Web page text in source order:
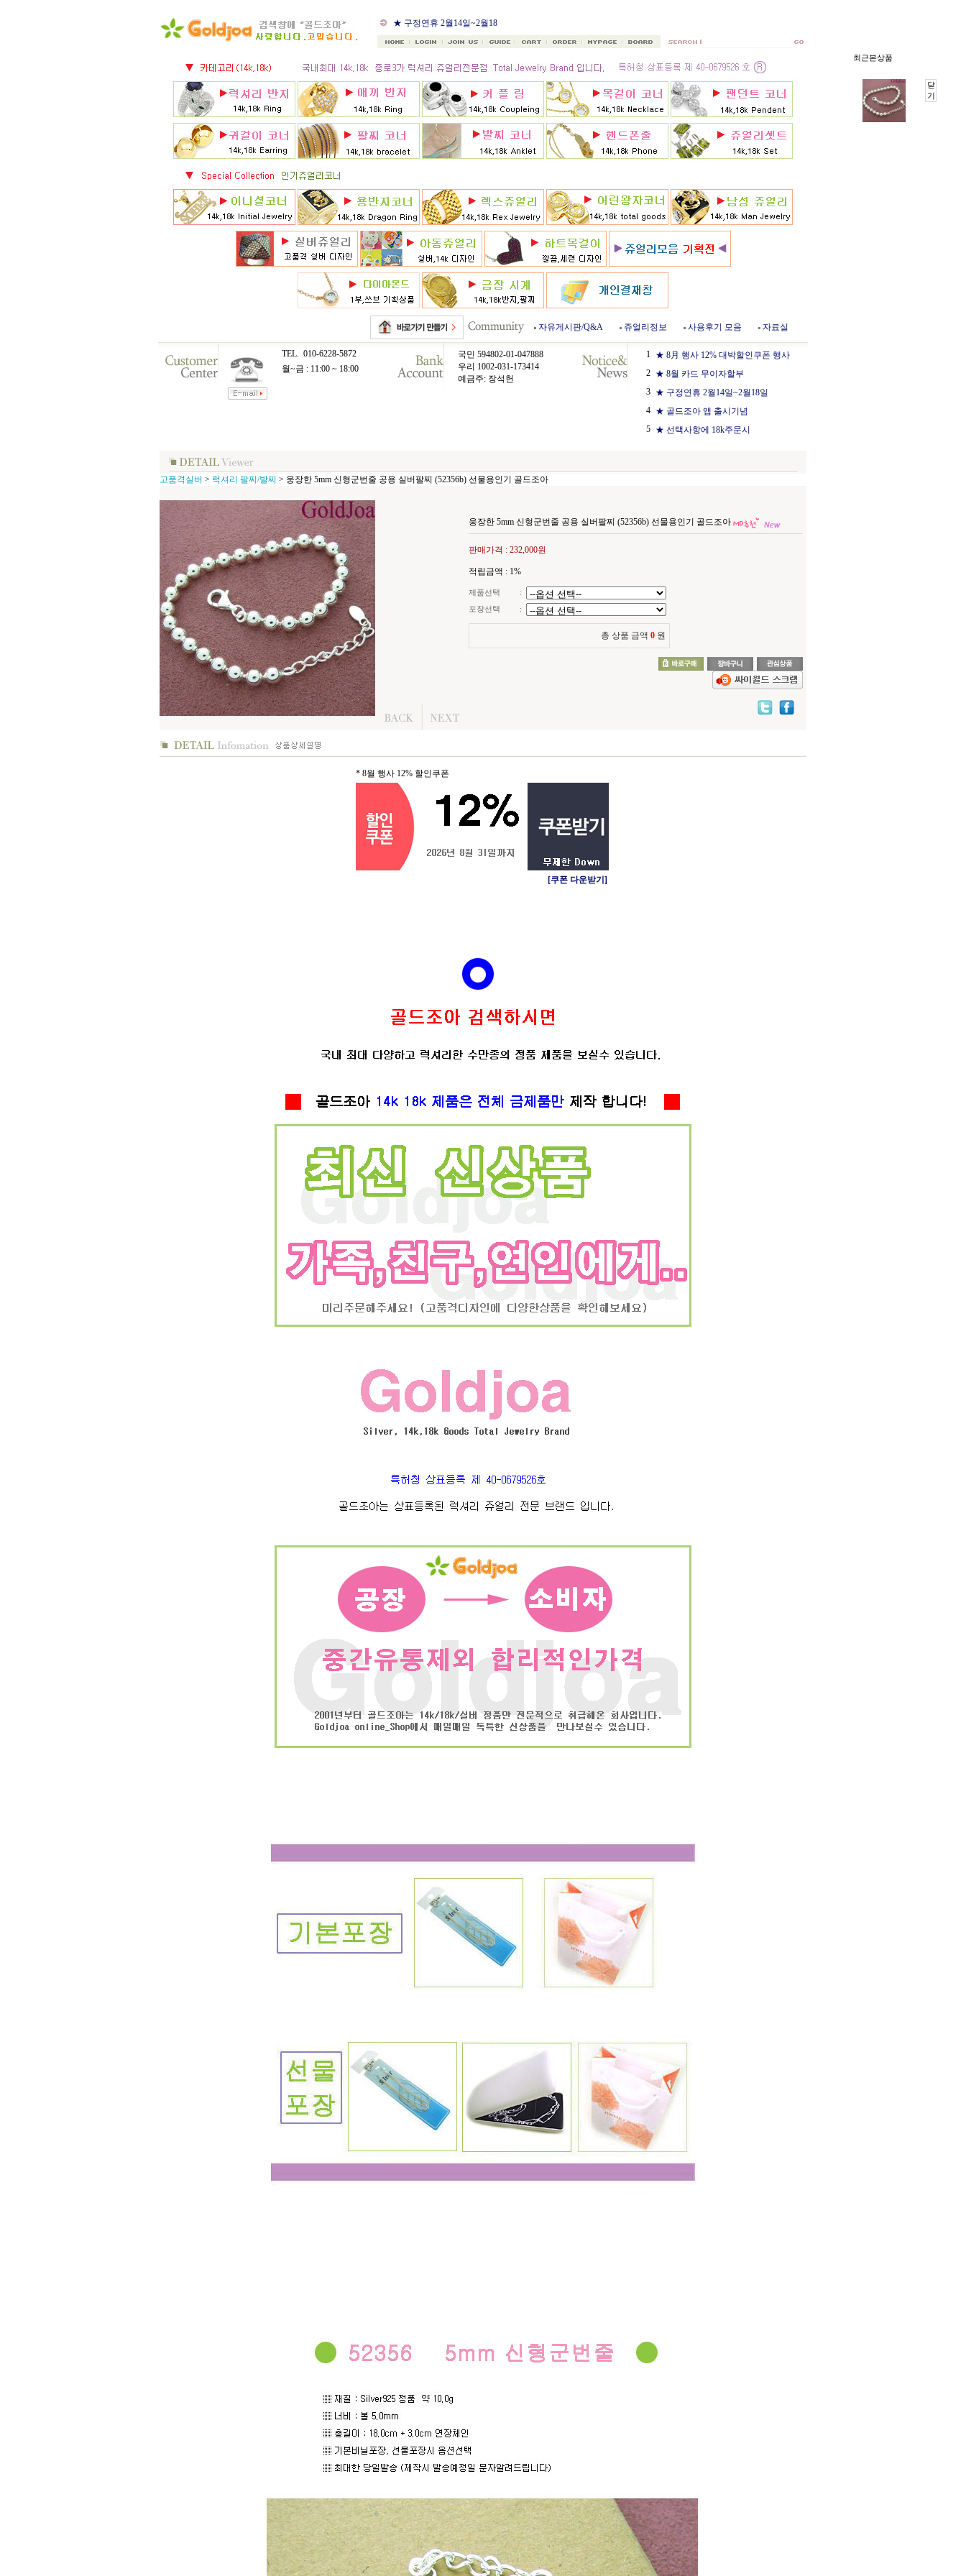
★ 8月 행사 12% 대박할인쿠
폰 행사
★ 구정연휴 2월14일~2월18
일
★ 골드조아 앱 출시기념
자유게시판/Q&A 쥬얼리정보 사용후기 모음 자료실
TEL. 010-6228-5872
월~금 : 11:00 ~ 18:00
국민 594802-01-047888
우리 1002-031-173414
예금주: 장석헌
1 ★ 8月 행사 12% 대박할인쿠폰 행사
2 ★ 8월 카드 무이자할부
3 ★ 구정연휴 2월14일~2월18일
4 ★ 골드조아 앱 출시기념
5 ★ 선택사항에 18k주문시
고품격실버 > 럭셔리 팔찌/발찌 > 웅장한 5mm 신형군번줄 공용 실버팔찌 (52356b) 선물용인기 골드조아
웅장한 5mm 신형군번줄 공용 실버팔찌 (52356b) 선물용인기 골드조아
판매가격 : 232,000원
적립금액 : 1%
제품선택
:
포장선택
:
총 상품 금액 0 원
* 8월 행사 12% 할인쿠폰
[쿠폰 다운받기]
최근본상품
닫
기